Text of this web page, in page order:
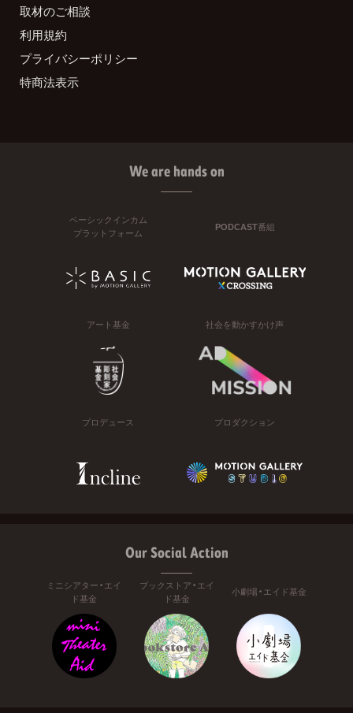
取材のご相談
利用規約
プライバシーポリシー
特商法表示
We are hands on
ベーシックインカム
プラットフォーム
PODCAST番組
アート基金 社会を動かすかけ声
プロデュース プロダクション
Our Social Action
ミニシアター・エイ
ド基金
ブックストア・エイ
ド基金
小劇場・エイド基金